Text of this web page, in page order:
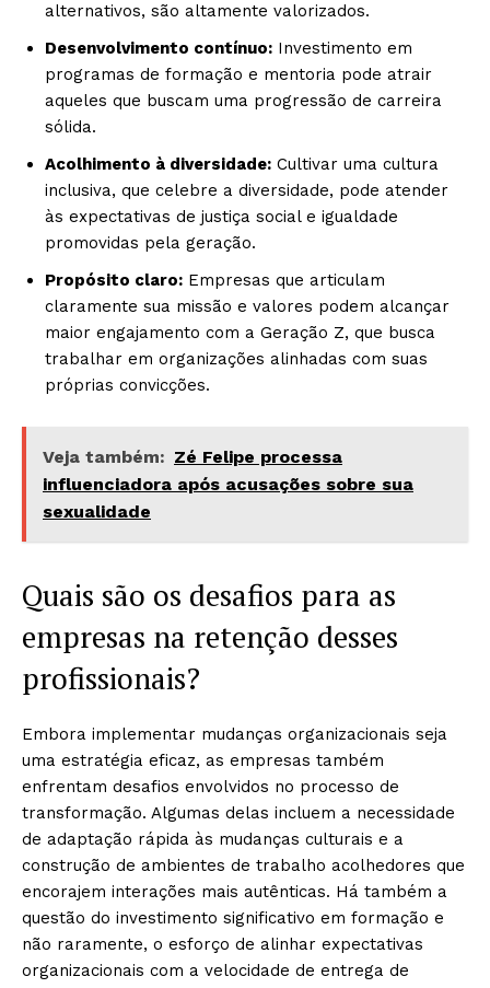
alternativos, são altamente valorizados.
Desenvolvimento contínuo: Investimento em
programas de formação e mentoria pode atrair
aqueles que buscam uma progressão de carreira
sólida.
Acolhimento à diversidade: Cultivar uma cultura
inclusiva, que celebre a diversidade, pode atender
às expectativas de justiça social e igualdade
promovidas pela geração.
Propósito claro: Empresas que articulam
claramente sua missão e valores podem alcançar
maior engajamento com a Geração Z, que busca
trabalhar em organizações alinhadas com suas
próprias convicções.
Veja também: Zé Felipe processa
influenciadora após acusações sobre sua
sexualidade
Quais são os desafios para as
empresas na retenção desses
profissionais?
Embora implementar mudanças organizacionais seja
uma estratégia eficaz, as empresas também
enfrentam desafios envolvidos no processo de
transformação. Algumas delas incluem a necessidade
de adaptação rápida às mudanças culturais e a
construção de ambientes de trabalho acolhedores que
encorajem interações mais autênticas. Há também a
questão do investimento significativo em formação e
não raramente, o esforço de alinhar expectativas
organizacionais com a velocidade de entrega de